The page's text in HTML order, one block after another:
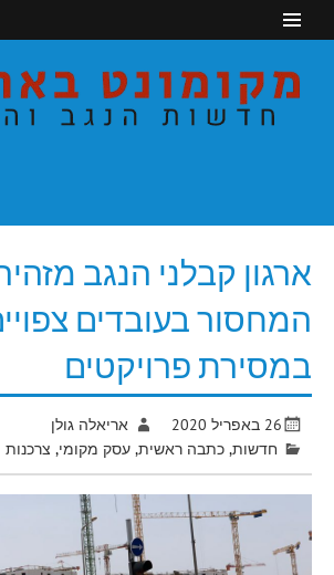
ארגון קבלני הנגב
המחסור בעובדים
במסירת פרויקטים
26 באפריל 2020
אריאלה גולן
חדשות,כתבה ראשית,עסק מקומי,צרכנות